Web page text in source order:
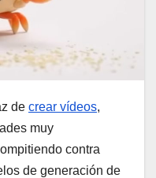
de crear vídeos,
muy
contra
de generación de